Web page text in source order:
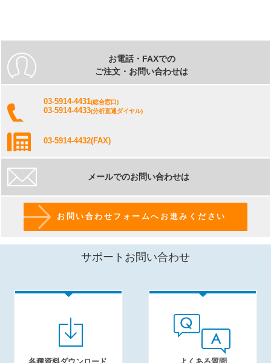
お電話・FAXでの
ご注文・お問い合わせは
03-5914-4431(総合窓口)
03-5914-4433(分析直通ダイヤル)
03-5914-4432(FAX)
メールでのお問い合わせは
お問い合わせフォームへお進みください
サポートお問い合わせ